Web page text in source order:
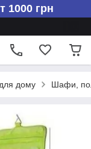
1000 грн
дому Шафи,